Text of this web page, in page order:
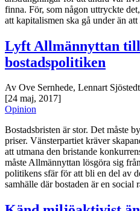
finna. För, som någon uttryckte
att kapitalismen ska gå under än
Lyft Allmännyttan till
bostadspolitiken
Av Ove Sernhede, Lennart
[24 maj, 2017]
Opinion
Bostadsbristen är stor. Det måste
priser. Vänsterpartiet kräver
att utmana den bristande
måste Allmännyttan lösgöra sig
politikens sfär för att bli en del av
samhälle där bostaden är en social